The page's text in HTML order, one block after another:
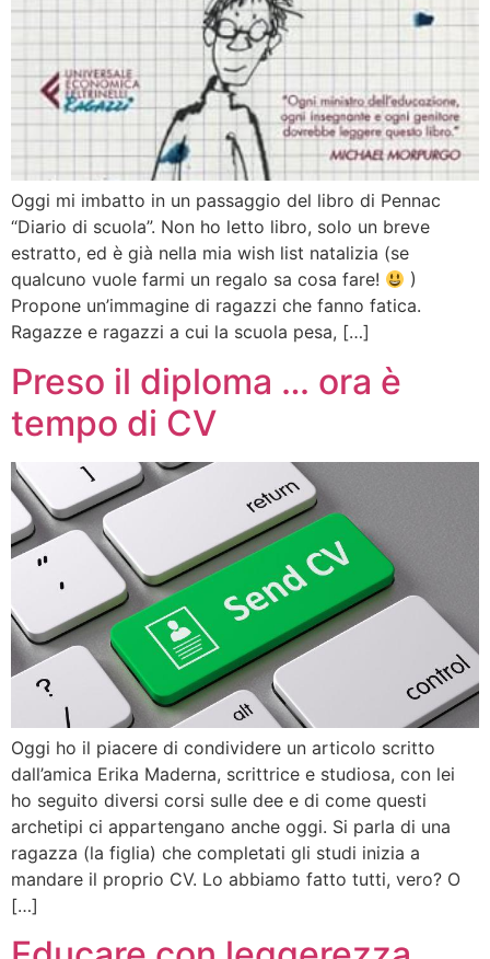
Oggi mi imbatto in un passaggio del libro di Pennac
“Diario di scuola”. Non ho letto libro, solo un breve
estratto, ed è già nella mia wish list natalizia (se
qualcuno vuole farmi un regalo sa cosa fare!
)
Propone un’immagine di ragazzi che fanno fatica.
Ragazze e ragazzi a cui la scuola pesa, […]
Preso il diploma … ora è
tempo di CV
Oggi ho il piacere di condividere un articolo scritto
dall’amica Erika Maderna, scrittrice e studiosa, con lei
ho seguito diversi corsi sulle dee e di come questi
archetipi ci appartengano anche oggi. Si parla di una
ragazza (la figlia) che completati gli studi inizia a
mandare il proprio CV. Lo abbiamo fatto tutti, vero? O
[…]